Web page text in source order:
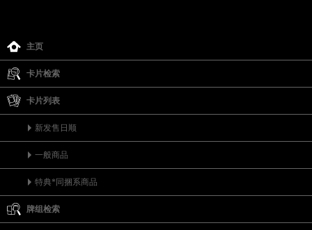
主页
卡片检索
卡片列表
新发售日顺
一般商品
特典*同捆系商品
牌组检索